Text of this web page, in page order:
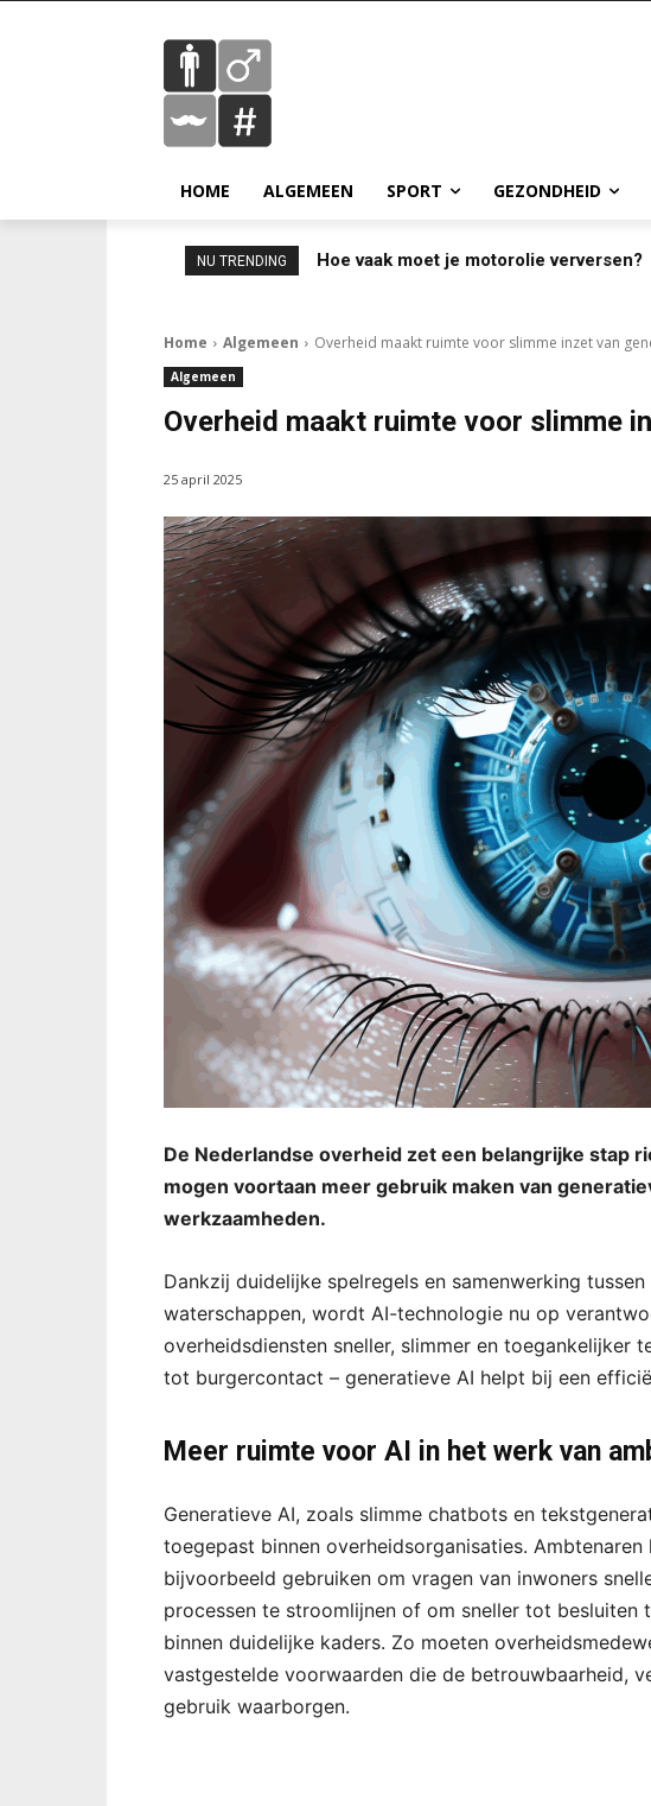
HOME ALGEMEEN SPORT GEZONDHEID
NU TRENDING Hoe vaak moet je motorolie verversen?
Home Algemeen Overheid maakt ruimte voor slimme inzet van
Algemeen
Overheid maakt ruimte voor slimme
25 april 2025
De Nederlandse overheid zet een belangrijke stap
mogen voortaan meer gebruik maken van
werkzaamheden.
Dankzij duidelijke spelregels en samenwerking
waterschappen, wordt AI-technologie nu op
overheidsdiensten sneller, slimmer en toegankelijker
tot burgercontact – generatieve AI helpt bij een
Meer ruimte voor AI in het werk van
Generatieve AI, zoals slimme chatbots en
toegepast binnen overheidsorganisaties.
bijvoorbeeld gebruiken om vragen van inwoners
processen te stroomlijnen of om sneller tot besluiten
binnen duidelijke kaders. Zo moeten
vastgestelde voorwaarden die de betrouwbaarheid,
gebruik waarborgen.